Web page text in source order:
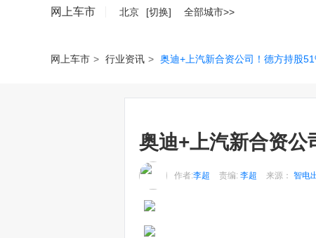
网上车市 北京 [切换] 全部城市>>
网上车市 > 行业资讯 > 奥迪+上汽新合资公司！德方持股
奥迪+上汽新合资公
作者:李超 责编: 李超 来源： 智电